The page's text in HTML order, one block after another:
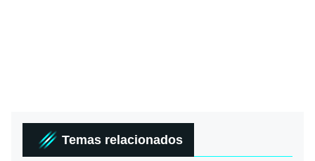
Temas relacionados